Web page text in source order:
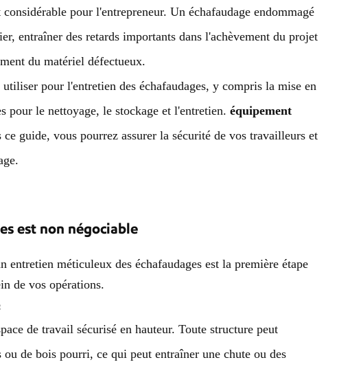
pour l'entrepreneur. Un échafaudage endommagé
entraîner des retards importants dans l'achèvement du projet
du matériel défectueux.
pour l'entretien des échafaudages, y compris la mise en
pour le nettoyage, le stockage et l'entretien. équipement
guide, vous pourrez assurer la sécurité de vos travailleurs et
est non négociable
méticuleux des échafaudages est la première étape
de vos opérations.
de travail sécurisé en hauteur. Toute structure peut
de bois pourri, ce qui peut entraîner une chute ou des